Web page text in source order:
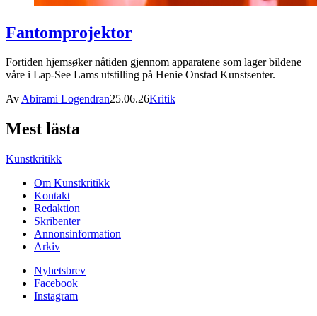
Fantomprojektor
Fortiden hjemsøker nåtiden gjennom apparatene som lager bildene
våre i Lap-See Lams utstilling på Henie Onstad Kunstsenter.
AvAbirami Logendran25.06.26Kritik
Mest lästa
Kunstkritikk
Om Kunstkritikk
Kontakt
Redaktion
Skribenter
Annonsinformation
Arkiv
Nyhetsbrev
Facebook
Instagram